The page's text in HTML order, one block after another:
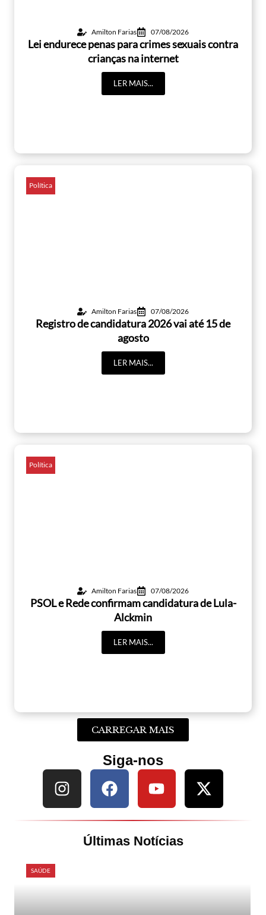
Amilton Farias 07/08/2026
Lei endurece penas para crimes sexuais contra
crianças na internet
LER MAIS...
Política
Amilton Farias 07/08/2026
Registro de candidatura 2026 vai até 15 de
agosto
LER MAIS...
Política
Amilton Farias 07/08/2026
PSOL e Rede confirmam candidatura de Lula-
Alckmin
LER MAIS...
CARREGAR MAIS
Siga-nos
Últimas Notícias
SAÚDE